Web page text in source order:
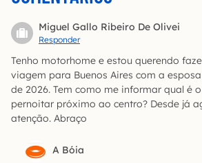
Miguel Gallo Ribeiro De Olivei
Responder
Tenho motorhome e estou querendo
viagem para Buenos Aires com a
de 2026. Tem como me informar qual é
pernoitar próximo ao centro? Desde já
atenção. Abraço
A Bóia